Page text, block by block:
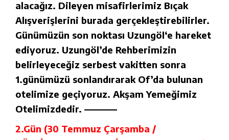
alacağız. Dileyen misafirlerimiz Bıçak
Alışverişlerini burada gerçekleştirebilirler.
Günümüzün son noktası Uzungöl‘e hareket
ediyoruz. Uzungöl’de Rehberimizin
belirleyeceğiz serbest vakitten sonra
1.günümüzü sonlandırarak Of’da bulunan
otelimize geçiyoruz. Akşam Yemeğimiz
Otelimizdedir. ————
2.Gün (30 Temmuz Çarşamba /